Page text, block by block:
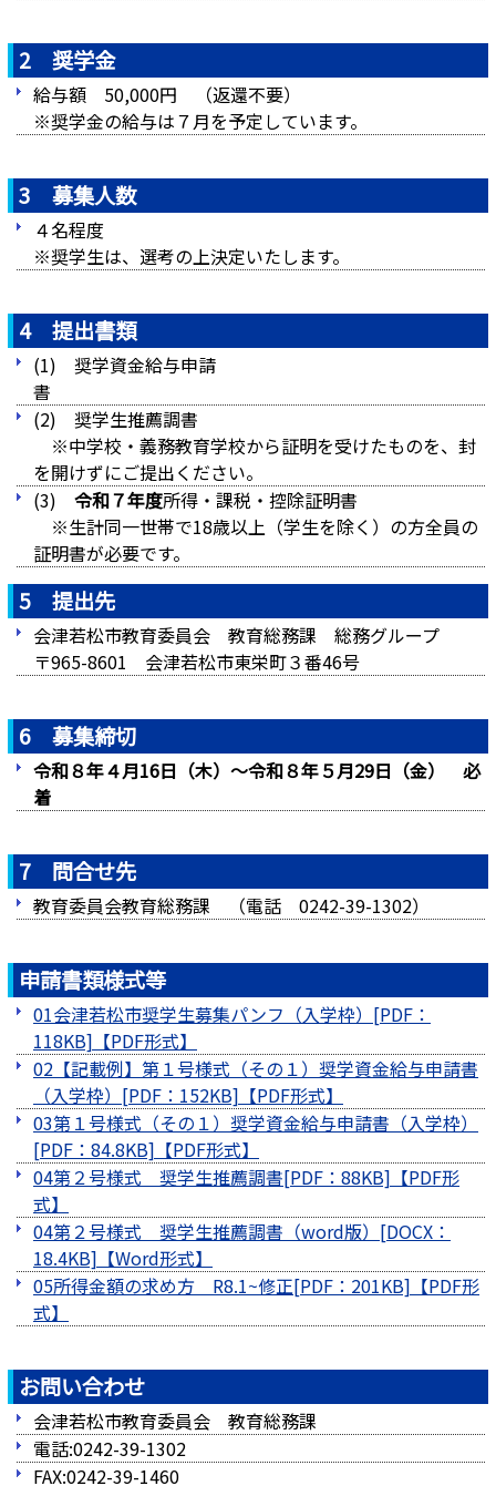
2 奨学金
給与額 50,000円 （返還不要）
※奨学金の給与は７月を予定しています。
3 募集人数
４名程度
※奨学生は、選考の上決定いたします。
4 提出書類
(1) 奨学資金給与申請
(2) 奨学生推薦調書
※中学校・義務教育学校から証明を受けたものを、封
を開けずにご提出ください。
(3) 令和７年度所得・課税・控除証明書
※生計同一世帯で18歳以上（学生を除く）の方全員の
証明書が必要です。
5 提出先
会津若松市教育委員会 教育総務課 総務グループ
〒965-8601 会津若松市東栄町３番46号
6 募集締切
令和８年４月16日（木）～令和８年５月29日（金）
必
着
7 問合せ先
教育委員会教育総務課 （電話 0242-39-1302）
申請書類様式等
01会津若松市奨学生募集パンフ（入学枠）[PDF：
118KB]
02【記載例】第１号様式（その１）奨学資金給与申請書
（入学枠）[PDF：152KB]
03第１号様式（その１）奨学資金給与申請書（入学枠）
[PDF：84.8KB]
04第２号様式 奨学生推薦調書[PDF：88KB]
04第２号様式 奨学生推薦調書（word版）[DOCX：
18.4KB]
05所得金額の求め方 R8.1~修正[PDF：201KB]
お問い合わせ
会津若松市教育委員会 教育総務課
電話:0242-39-1302
FAX:0242-39-1460